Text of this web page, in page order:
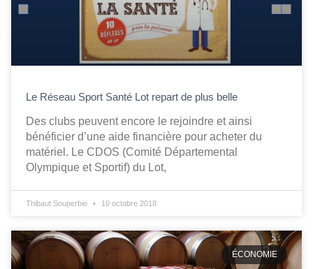
Le Réseau Sport Santé Lot repart de plus belle
Des clubs peuvent encore le rejoindre et ainsi
bénéficier d’une aide financière pour acheter du
matériel. Le CDOS (Comité Départemental
Olympique et Sportif) du Lot,
Thibaut Souperbie 10 octobre 2018
ÉCONOMIE